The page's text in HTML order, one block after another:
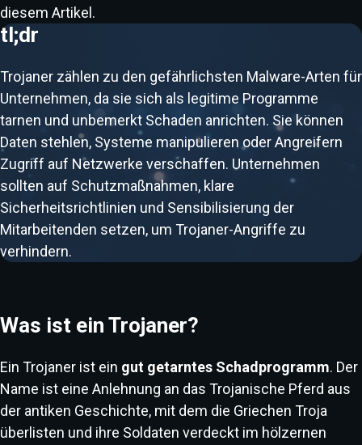
diesem Artikel.
tl;dr
Trojaner zählen zu den gefährlichsten Malware-Arten für
Unternehmen, da sie sich als legitime Programme
tarnen und unbemerkt Schaden anrichten. Sie können
Daten stehlen, Systeme manipulieren oder Angreifern
Zugriff auf Netzwerke verschaffen. Unternehmen
sollten auf Schutzmaßnahmen, klare
Sicherheitsrichtlinien und Sensibilisierung der
Mitarbeitenden setzen, um Trojaner-Angriffe zu
verhindern.
Was ist ein Trojaner?
Ein Trojaner ist ein gut getarntes Schadprogramm. Der
Name ist eine Anlehnung an das Trojanische Pferd aus
der antiken Geschichte, mit dem die Griechen Troja
überlisten und ihre Soldaten verdeckt im hölzernen